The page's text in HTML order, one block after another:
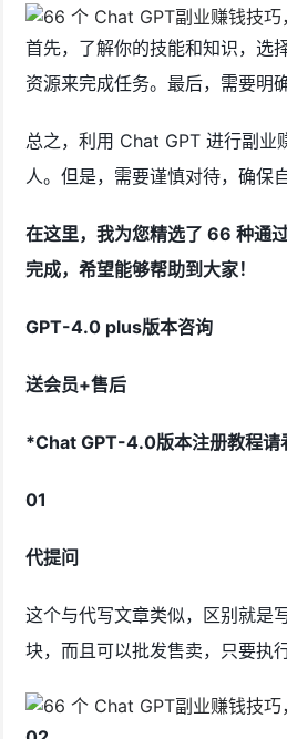
首先，了解你的技能和知识，选
资源来完成任务。最后，需要明
总之，利用 Chat GPT 进行副业
人。但是，需要谨慎对待，确保
在这里，我为您精选了 66 种通
完成，希望能够帮助到大家！
GPT-4.0 plus版本咨询
送会员+售后
*Chat GPT-4.0版本注册教程请
01
代提问
这个与代写文章类似，区别就是
块，而且可以批发售卖，只要执